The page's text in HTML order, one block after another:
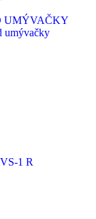
UMÝVAČKY
umývačky